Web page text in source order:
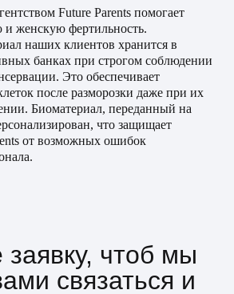
Future Parents помогает
женскую фертильность.
наших клиентов хранится в
банках при строгом соблюдении
Это обеспечивает
после разморозки даже при их
Биоматериал, переданный на
что защищает
от возможных ошибок
заявку, чтоб мы
связаться и